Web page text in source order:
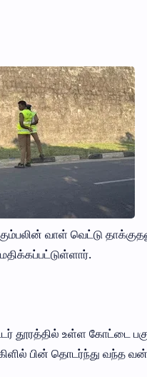
வாள் வெட்டு
தூரத்தில் உள்ள கோட்டை
பின் தொடர்ந்து வந்த